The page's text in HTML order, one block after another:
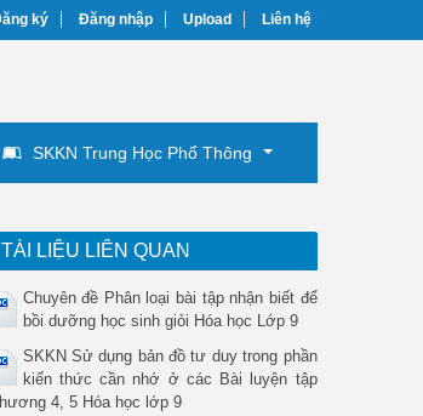
ký Đăng nhập Upload Liên hệ
SKKN Trung Học Phổ Thông
TÀI LIỆU LIÊN QUAN
Chuyên đề Phân loại bài tập nhận biết để
bồi dưỡng học sinh giỏi Hóa học Lớp 9
SKKN Sử dụng bản đồ tư duy trong phần
kiến thức cần nhớ ở các Bài luyện tập
4, 5 Hóa học lớp 9